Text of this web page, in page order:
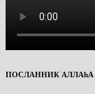
ПОСЛАННИК АЛЛАhА